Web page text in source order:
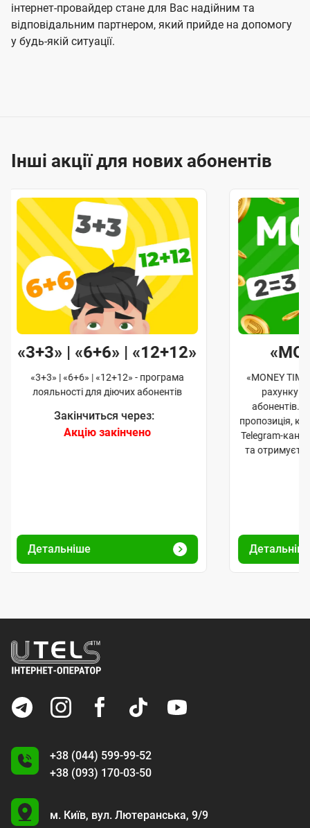
інтернет-провайдер стане для Вас надійним та
відповідальним партнером, який прийде на допомогу
у будь-якій ситуації.
Інші акції для нових абонентів
«3+3» | «6+6» | «12+12»
«3+3» | «6+6» | «12+12» - програма
лояльності для діючих абонентів
Закінчиться через:
Акцію закінчено
Детальніше
«MONEY
рахунку
абонентів.
пропозиція,
Telegram-
та
+38 (044) 599-99-52
+38 (093) 170-03-50
U
м. Київ, вул. Лютеранська, 9/9